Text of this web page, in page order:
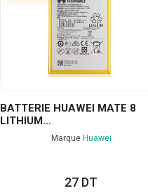
BATTERIE HUAWEI MATE 8
LITHIUM...
Marque Huawei
27 DT